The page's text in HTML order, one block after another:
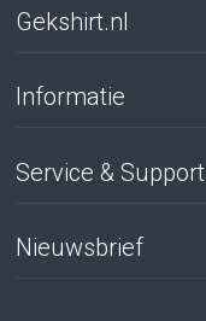
Gekshirt.nl
Informatie
Service & Support
Nieuwsbrief